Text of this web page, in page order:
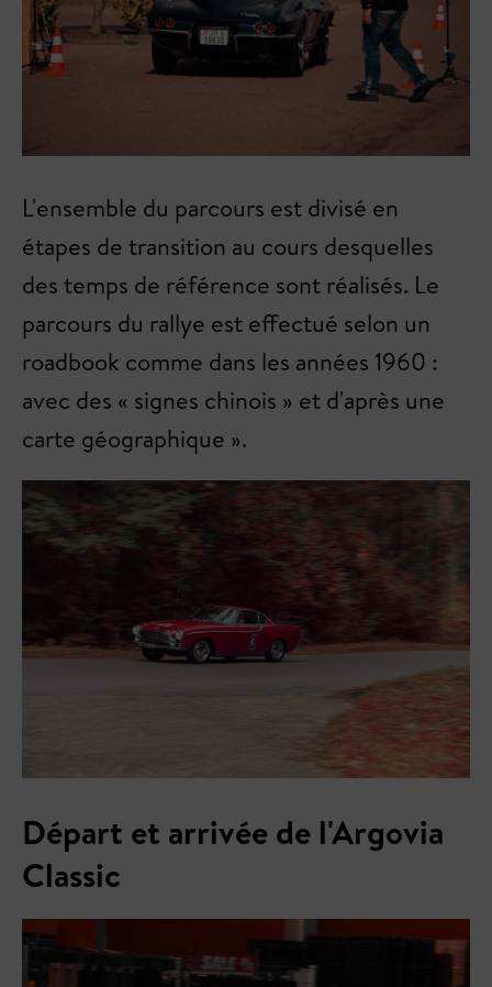
L'ensemble du parcours est divisé en
étapes de transition au cours desquelles
des temps de référence sont réalisés. Le
parcours du rallye est effectué selon un
roadbook comme dans les années 1960 :
avec des « signes chinois » et d'après une
carte géographique ».
Départ et arrivée de l'Argovia
Classic